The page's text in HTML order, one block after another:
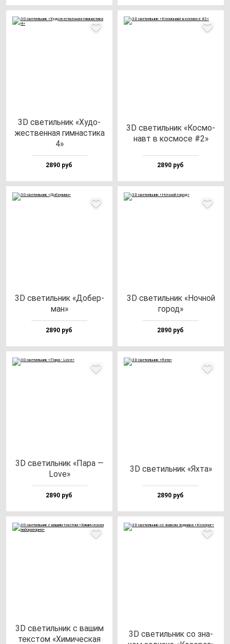
3D све­тиль­ник «Худо­
жес­твен­ная гим­нас­ти­ка
4»
2890 руб
3D све­тиль­ник «Кос­мо­
навт в кос­мо­се #2»
2890 руб
3D све­тиль­ник «Добер­
ман»
2890 руб
3D све­тиль­ник «Ноч­ной
го­род»
2890 руб
3D све­тиль­ник «Пара —
Love»
2890 руб
3D све­тиль­ник «Яхта»
2890 руб
3D све­тиль­ник с ва­шим
тек­стом «Хими­чес­кая
3D све­тиль­ник со зна­